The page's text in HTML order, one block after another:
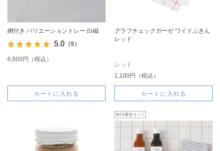
網付き バリエーショントレー 白磁
5.0（9）
6,600円（税込）
カートに入れる
グラフチェックガーゼ ワイドふきん
レッド
レッド
1,100円（税込）
カートに入れる